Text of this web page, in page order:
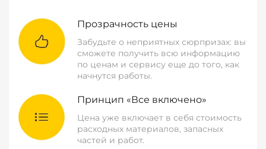
Прозрачность цены
Забудьте о неприятных сюрпризах: вы
сможете получить всю информацию
по ценам и сервису еще до того, как
начнутся работы.
Принцип «Все включено»
Цена уже включает в себя стоимость
расходных материалов, запасных
частей и работ.